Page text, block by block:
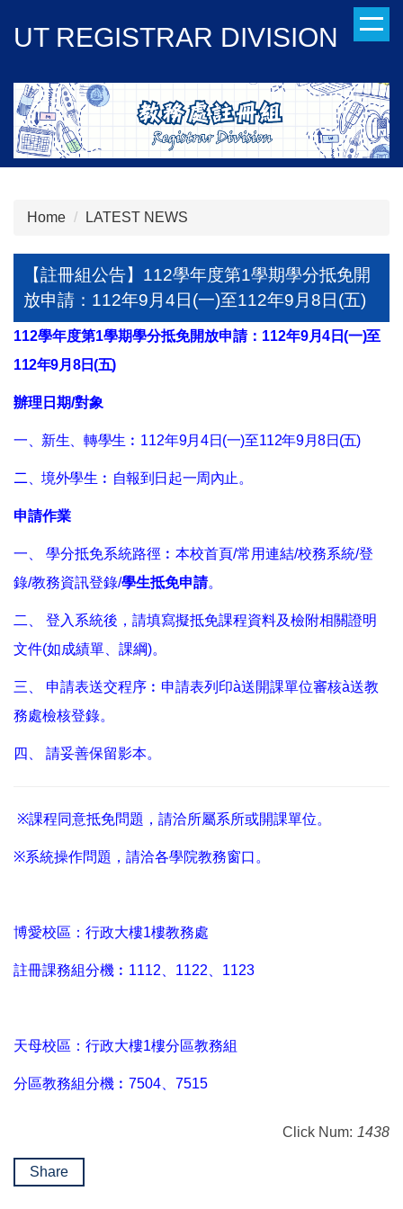
content
block
UT REGISTRAR DIVISION
Home LATEST NEWS
【註冊組公告】112學年度第1學期學分抵免開
放申請：112年9月4日(一)至112年9月8日(五)
112學年度第1學期學分抵免開放申請：112年9月4日(一)至
112年9月8日(五)
辦理日期/對象
一、新生、轉學生 ︰112年9月4日(一)至112年9月8日(五)
二 、境外學生 ︰ 自報到日起一周內止 。
申請作業
一、 學分抵免系統路徑︰本校首頁/常用連結/校務系統/登
錄/教務資訊登錄/學生抵免申請。
二、 登入系統後，請填寫擬抵免課程資料及檢附相關證明
文件(如成績單、課綱)。
三、 申請表送交程序︰申請表列印à送開課單位審核à送教
務處檢核登錄。
四、 請妥善保留影本。
※課程同意抵免問題，請洽所屬系所或開課單位。
※系統操作問題，請洽各學院教務窗口。
博愛校區：行政大樓1樓教務處
註冊課務組分機︰1112、1122、1123
天母校區：行政大樓1樓分區教務組
分區教務組分機︰7504、7515
Click Num: 1438
Share